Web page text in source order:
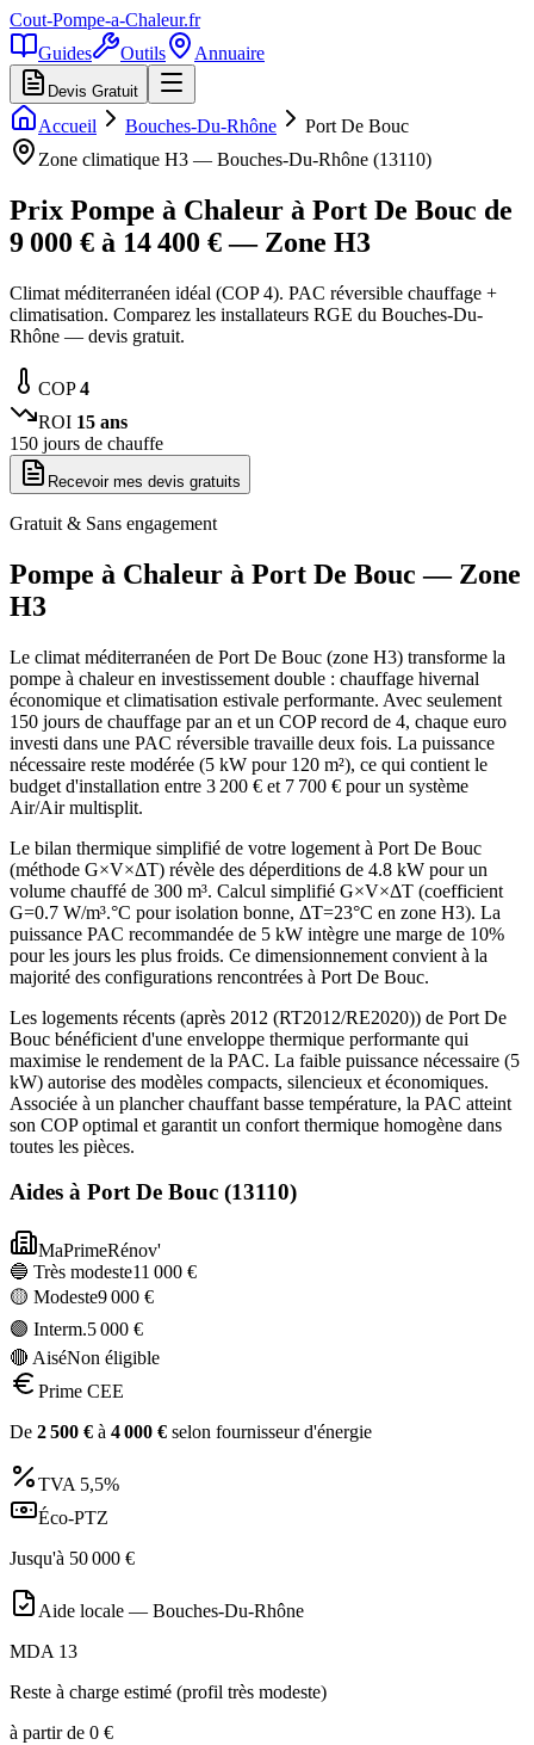
Cout-Pompe-a-Chaleur.fr
Guides
Outils Annuaire
Devis Gratuit
Accueil Bouches-Du-Rhône
Port De Bouc
Zone climatique H3 — Bouches-Du-Rhône (13110)
Prix Pompe à Chaleur à Port De Bouc de
9 000 € à 14 400 € — Zone H3
Climat méditerranéen idéal (COP 4). PAC réversible chauffage +
climatisation. Comparez les installateurs RGE du Bouches-Du-
Rhône — devis gratuit.
COP4
ROI 15 ans
150 jours de chauffe
Recevoir mes devis gratuits
Gratuit & Sans engagement
Pompe à Chaleur à Port De Bouc — Zone
H3
Le climat méditerranéen de Port De Bouc (zone H3) transforme la
pompe à chaleur en investissement double : chauffage hivernal
économique et climatisation estivale performante. Avec seulement
150 jours de chauffage par an et un COP record de 4, chaque euro
investi dans une PAC réversible travaille deux fois. La puissance
nécessaire reste modérée (5 kW pour 120 m²), ce qui contient le
budget d'installation entre 3 200 € et 7 700 € pour un système
Air/Air multisplit.
Le bilan thermique simplifié de votre logement à Port De Bouc
(méthode G×V×ΔT) révèle des déperditions de 4.8 kW pour un
volume chauffé de 300 m³. Calcul simplifié G×V×ΔT (coefficient
G=0.7 W/m³.°C pour isolation bonne, ΔT=23°C en zone H3). La
puissance PAC recommandée de 5 kW intègre une marge de 10%
pour les jours les plus froids. Ce dimensionnement convient à la
majorité des configurations rencontrées à Port De Bouc.
Les logements récents (après 2012 (RT2012/RE2020)) de Port De
Bouc bénéficient d'une enveloppe thermique performante qui
maximise le rendement de la PAC. La faible puissance nécessaire (5
kW) autorise des modèles compacts, silencieux et économiques.
Associée à un plancher chauffant basse température, la PAC atteint
son COP optimal et garantit un confort thermique homogène dans
toutes les pièces.
Aides à Port De Bouc (13110)
MaPrimeRénov'
🔵 Très modeste11 000 €
🟡 Modeste9 000 €
🟣 Interm.5 000 €
🔴 AiséNon éligible
Prime CEE
De 2 500 € à 4 000 € selon fournisseur d'énergie
TVA 5,5%
Éco-PTZ
Jusqu'à 50 000 €
Aide locale — Bouches-Du-Rhône
MDA 13
Reste à charge estimé (profil très modeste)
à partir de 0 €